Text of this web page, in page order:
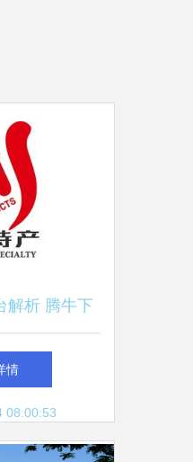
解析 腾牛下
实际对比
情
08:00:53